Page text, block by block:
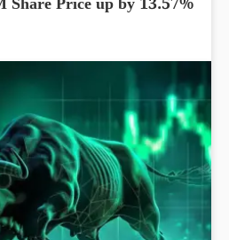
Share Price up by 13.57%